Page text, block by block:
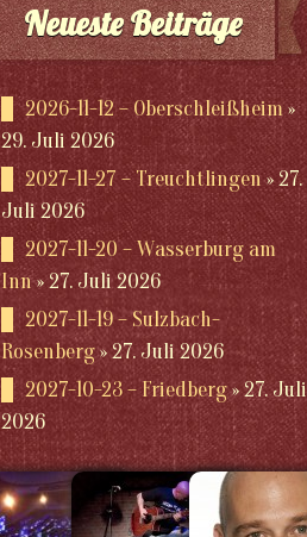
Neueste Beiträge
2026-11-12 – Oberschleißheim
29. Juli 2026
2027-11-27 – Treuchtlingen
27.
Juli 2026
2027-11-20 – Wasserburg am
Inn
27. Juli 2026
2027-11-19 – Sulzbach-
Rosenberg
27. Juli 2026
2027-10-23 – Friedberg
27. Juli
2026